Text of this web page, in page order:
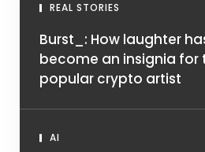
REAL STORIES
Burst_: How laughter
become an insignia for
popular crypto artist
AI